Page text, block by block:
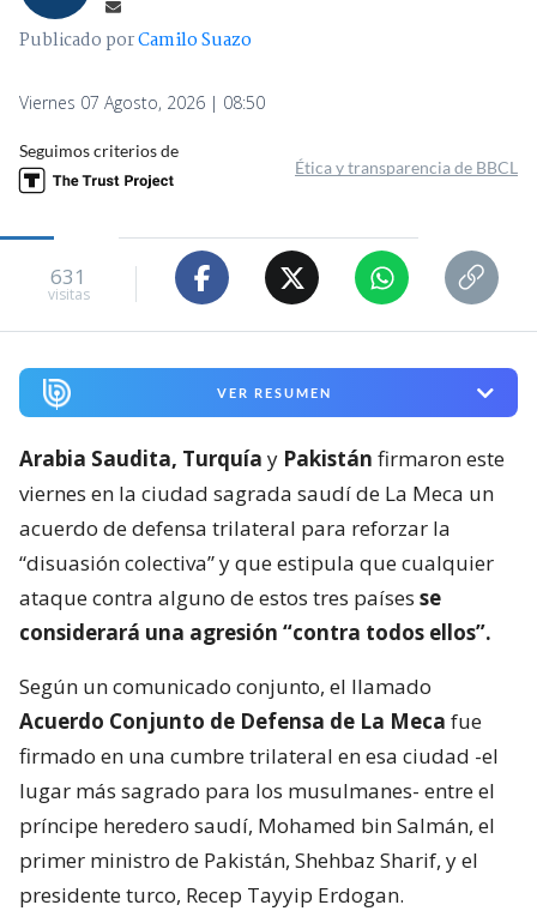
Publicado porCamilo Suazo
Viernes 07 Agosto, 2026 | 08:50
Seguimos criterios de
Ética y transparencia de BBCL
631
visitas
VER RESUMEN
Arabia Saudita, Turquía y Pakistán firmaron este
viernes en la ciudad sagrada saudí de La Meca un
acuerdo de defensa trilateral para reforzar la
“disuasión colectiva” y que estipula que cualquier
ataque contra alguno de estos tres países se
considerará una agresión “contra todos ellos”.
Según un comunicado conjunto, el llamado
Acuerdo Conjunto de Defensa de La Meca fue
firmado en una cumbre trilateral en esa ciudad -el
lugar más sagrado para los musulmanes- entre el
príncipe heredero saudí, Mohamed bin Salmán, el
primer ministro de Pakistán, Shehbaz Sharif, y el
presidente turco, Recep Tayyip Erdogan.